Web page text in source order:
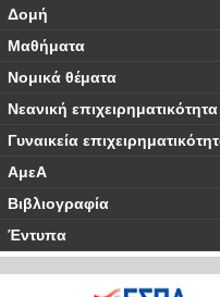
Δομή
Μαθήματα
Νομικά θέματα
Νεανική επιχειρηματικότητα
Γυναικεία
ΑμεΑ
Βιβλιογραφία
Έντυπα